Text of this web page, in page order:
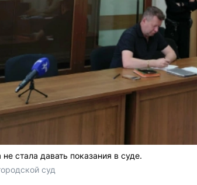
стала давать показания в суде.
суд